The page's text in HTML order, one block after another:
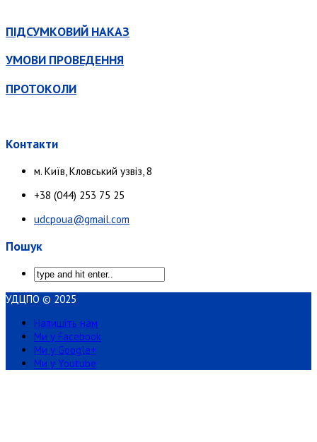
ПІДСУМКОВИЙ НАКАЗ
УМОВИ ПРОВЕДЕННЯ
ПРОТОКОЛИ
Контакти
м. Київ, Кловський узвіз, 8
+38 (044) 253 75 25
udcpoua@gmail.com
Пошук
УДЦПО © 2025
Напишіть нам
Ми у Facebook
Ми у Google+
Ми у Youtube